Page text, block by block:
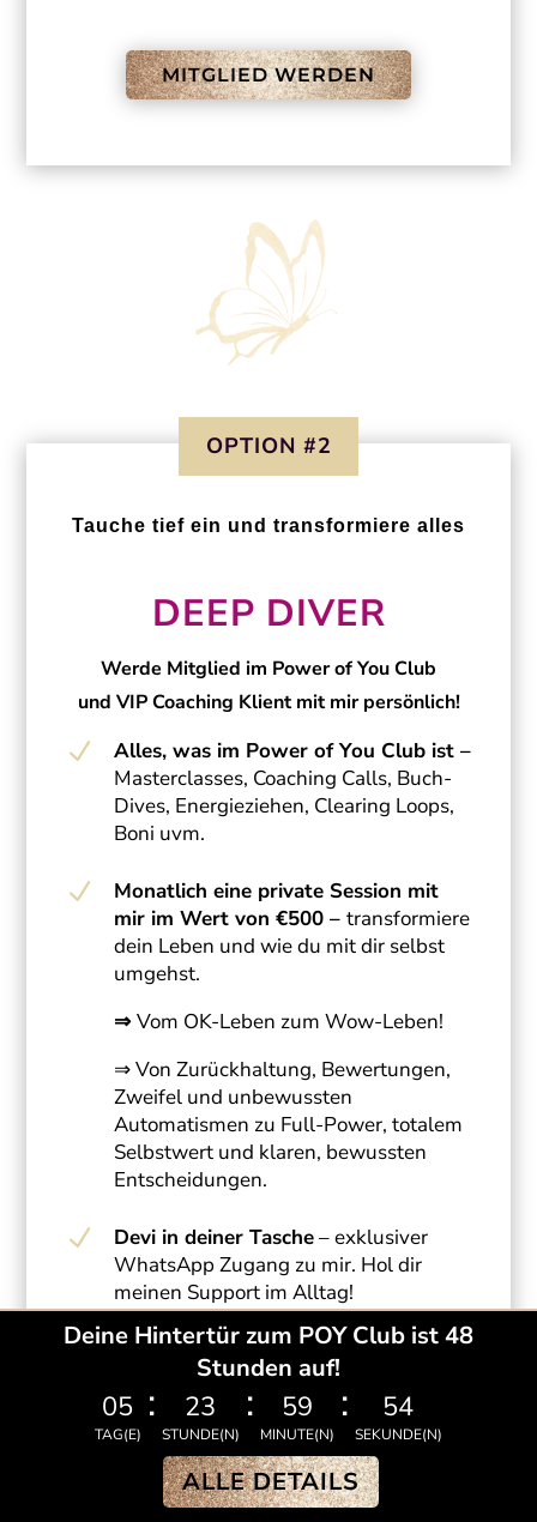
MITGLIED WERDEN
OPTION #2
Tauche tief ein und transformiere alles
DEEP DIVER
Werde Mitglied im Power of You Club
und VIP Coaching Klient mit mir persönlich!
N
Alles, was im Power of You Club ist –
Masterclasses, Coaching Calls, Buch-
Dives, Energieziehen, Clearing Loops,
Boni uvm.
N
Monatlich eine private Session mit
mir im Wert von €500 – transformiere
dein Leben und wie du mit dir selbst
umgehst.
⇒Vom OK-Leben zum Wow-Leben!
⇒ Von Zurückhaltung, Bewertungen,
Zweifel und unbewussten
Automatismen zu Full-Power, totalem
Selbstwert und klaren, bewussten
Entscheidungen.
N Devi in deiner Tasche– exklusiver
WhatsApp Zugang zu mir. Hol dir
meinen Support im Alltag!
SCHENKE DIR TIEFE BEGEGNUNGEN
MIT MIR
Tauche ein in einen energetischen Raum,
der dir ermöglicht, die Veränderungen, die
Deine Hintertür zum POY Club ist 48
Stunden auf!
05
TAG(E)
: 23
STUNDE(N)
: 59
MINUTE(N)
: 52
SEKUNDE(N)
ALLE DETAILS